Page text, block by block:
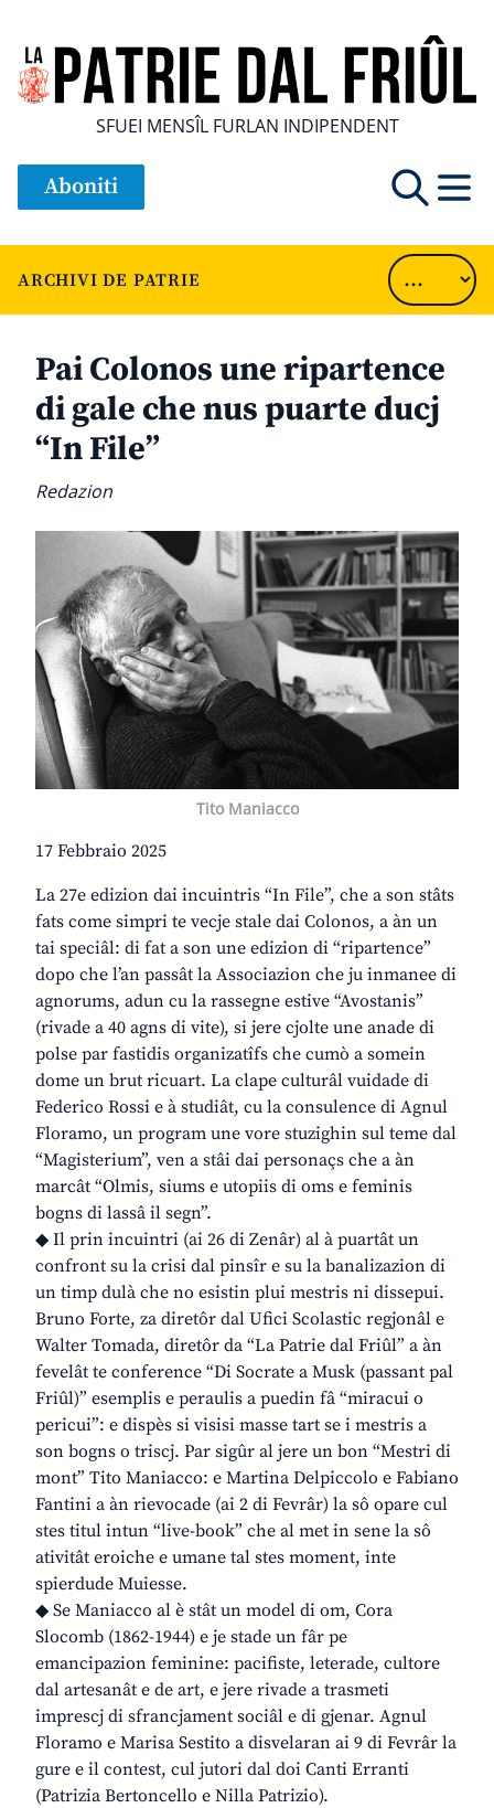
SFUEI MENSÎL FURLAN INDIPENDENT
Aboniti
ARCHIVI DE PATRIE
Pai Colonos une ripartence
di gale che nus puarte ducj
“In File”
Redazion
Tito Maniacco
17 Febbraio 2025
La 27e edizion dai incuintris “In File”, che a son stâts
fats come simpri te vecje stale dai Colonos, a àn un
tai speciâl: di fat a son une edizion di “ripartence”
dopo che l’an passât la Associazion che ju inmanee di
agnorums, adun cu la rassegne estive “Avostanis”
(rivade a 40 agns di vite), si jere cjolte une anade di
polse par fastidis organizatîfs che cumò a somein
dome un brut ricuart. La clape culturâl vuidade di
Federico Rossi e à studiât, cu la consulence di Agnul
Floramo, un program une vore stuzighin sul teme dal
“Magisterium”, ven a stâi dai personaçs che a àn
marcât “Olmis, siums e utopiis di oms e feminis
bogns di lassâ il segn”.
◆ Il prin incuintri (ai 26 di Zenâr) al à puartât un
confront su la crisi dal pinsîr e su la banalizazion di
un timp dulà che no esistin plui mestris ni dissepui.
Bruno Forte, za diretôr dal Ufici Scolastic regjonâl e
Walter Tomada, diretôr da “La Patrie dal Friûl” a àn
fevelât te conference “Di Socrate a Musk (passant pal
Friûl)” esemplis e peraulis a puedin fâ “miracui o
pericui”: e dispès si visisi masse tart se i mestris a
son bogns o triscj. Par sigûr al jere un bon “Mestri di
mont” Tito Maniacco: e Martina Delpiccolo e Fabiano
Fantini a àn rievocade (ai 2 di Fevrâr) la sô opare cul
stes titul intun “live-book” che al met in sene la sô
ativitât eroiche e umane tal stes moment, inte
spierdude Muiesse.
◆ Se Maniacco al è stât un model di om, Cora
Slocomb (1862-1944) e je stade un fâr pe
emancipazion feminine: pacifiste, leterade, cultore
dal artesanât e de art, e jere rivade a trasmeti
imprescj di sfrancjament sociâl e di gjenar. Agnul
Floramo e Marisa Sestito a disvelaran ai 9 di Fevrâr la
gure e il contest, cul jutori dal doi Canti Erranti
(Patrizia Bertoncello e Nilla Patrizio).